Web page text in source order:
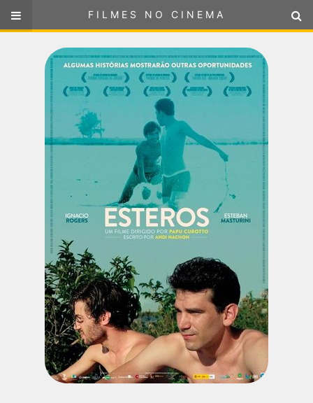
FILMES NO CINEMA
ou selecione sua localização
FILMES NO CINEMA
SELECIONE SUA LOCALIZAÇÃO
FILMES EM CARTAZ
PRÓXIMOS LANÇAMENTOS
GÊNEROS
NOTÍCIAS
PÁGINA INICIAL
FilmesNoCinema.com.bré o maior localizador de filmes e
sessões de cinema no Brasil. Através dele, você pode
encontrar os filmes no cinema mais próximos a você ou a
qualquer cidade em território brasileiro. Você pode também
acessar informações sobre cinemas, horários, assistir aos
trailers e muito mais.